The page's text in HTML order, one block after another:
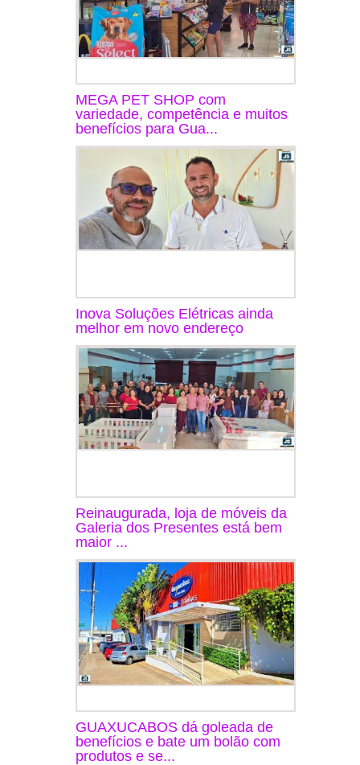
MEGA PET SHOP com
variedade, competência e muitos
benefícios para Gua...
Inova Soluções Elétricas ainda
melhor em novo endereço
Reinaugurada, loja de móveis da
Galeria dos Presentes está bem
maior ...
GUAXUCABOS dá goleada de
benefícios e bate um bolão com
produtos e se...